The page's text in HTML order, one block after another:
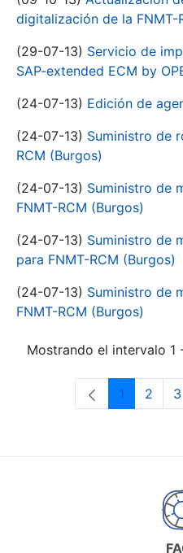
digitalización de la FNMT-
(29-07-13) Servicio de
SAP-extended ECM by
(24-07-13) Edición de
(24-07-13) Suministro de
RCM (Burgos)
(24-07-13) Suministro de
FNMT-RCM (Burgos)
(24-07-13) Suministro de
para FNMT-RCM (Burgos)
(24-07-13) Suministro de
FNMT-RCM (Burgos)
Mostrando el intervalo 1
Página
1 2 3